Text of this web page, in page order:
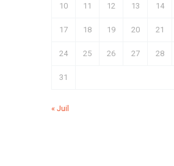
10 11 12 13 14
17 18 19 20 21
24 25 26 27 28
31
« Juil